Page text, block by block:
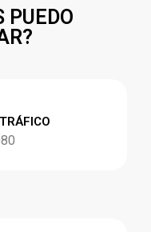
PUEDO